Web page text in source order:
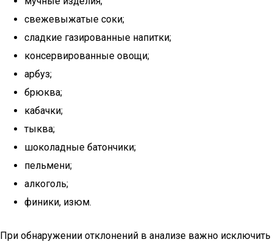
свежевыжатые соки;
сладкие газированные напитки;
консервированные овощи;
арбуз;
брюква;
кабачки;
тыква;
шоколадные батончики;
пельмени;
алкоголь;
финики, изюм.
При обнаружении отклонений в анализе важно исключить